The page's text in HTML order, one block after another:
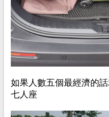
如果人數五個最經濟的
七人座